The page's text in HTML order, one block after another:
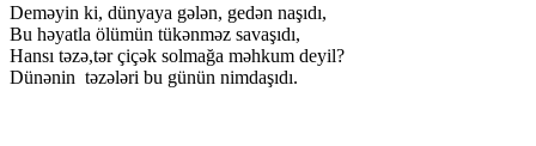
Deməyin ki, dünyaya gələn, gedən naşıdı,
Bu həyatla ölümün tükənməz savaşıdı,
Hansı təzə,tər çiçək solmağa məhkum deyil?
Dünənin təzələri bu günün nimdaşıdı.